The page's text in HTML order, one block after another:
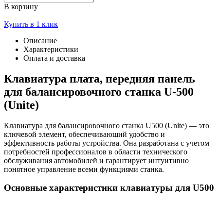
В корзину
Купить в 1 клик
Описание
Характеристики
Оплата и доставка
Клавиатура плата, передняя панель
для балансировочного станка U-500
(Unite)
Клавиатура для балансировочного станка U500 (Unite) — это
ключевой элемент, обеспечивающий удобство и
эффективность работы устройства. Она разработана с учетом
потребностей профессионалов в области технического
обслуживания автомобилей и гарантирует интуитивно
понятное управление всеми функциями станка.
Основные характеристики клавиатуры для U500